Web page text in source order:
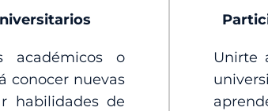
académicos o
conocer nuevas
habilidades de
Unirte